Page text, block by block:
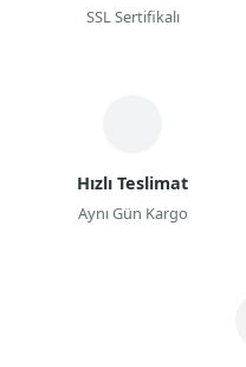
SSL Sertifikalı
Hızlı Teslimat
Aynı Gün Kargo